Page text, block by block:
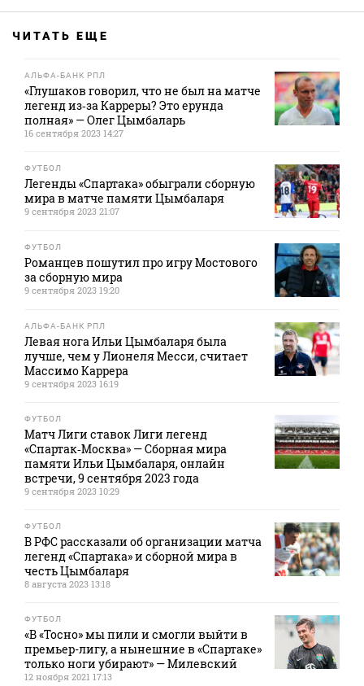
ЧИТАТЬ ЕЩЕ
АЛЬФА-БАНК РПЛ
«Глушаков говорил, что не был на матче
легенд из‑за Карреры? Это ерунда
полная» — Олег Цымбаларь
16 сентября 2023 14:27
ФУТБОЛ
Легенды «Спартака» обыграли сборную
мира в матче памяти Цымбаларя
9 сентября 2023 21:07
ФУТБОЛ
Романцев пошутил про игру Мостового
за сборную мира
9 сентября 2023 19:20
АЛЬФА-БАНК РПЛ
Левая нога Ильи Цымбаларя была
лучше, чем у Лионеля Месси, считает
Массимо Каррера
9 сентября 2023 16:19
ФУТБОЛ
Матч Лиги ставок Лиги легенд
«Спартак‑Москва» — Сборная мира
памяти Ильи Цымбаларя, онлайн
встречи, 9 сентября 2023 года
9 сентября 2023 10:29
ФУТБОЛ
В РФС рассказали об организации матча
легенд «Спартака» и сборной мира в
честь Цымбаларя
8 августа 2023 13:18
ФУТБОЛ
«В «Тосно» мы пили и смогли выйти в
премьер-лигу, а нынешние в «Спартаке»
только ноги убирают» — Милевский
12 ноября 2021 17:13